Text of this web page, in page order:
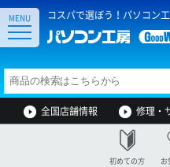
コスパで選ぼう！パソコン工
MENU
全国店舗情報 修理・
初めての方 お